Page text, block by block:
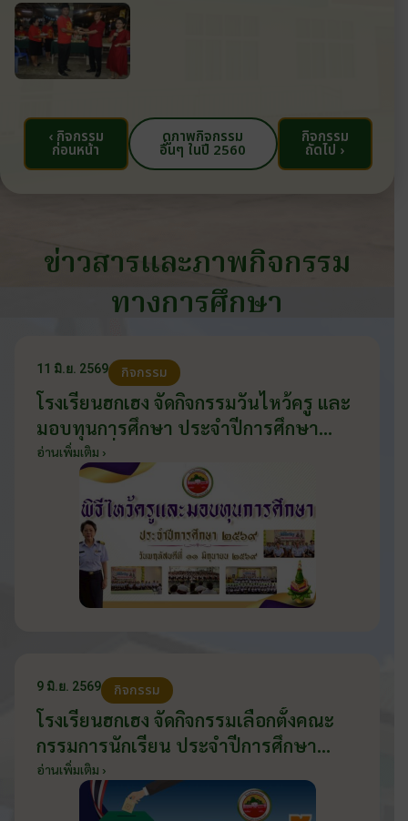
‹ กิจกรรม
ก่อนหน้า
ดูภาพกิจกรรม
อื่นๆ ในปี 2560
กิจกรรม
ถัดไป ›
ข่าวสารและภาพกิจกรรม
ทางการศึกษา
11 มิ.ย. 2569 กิจกรรม
โรงเรียนฮกเฮง จัดกิจกรรมวันไหว้ครู และ
มอบทุนการศึกษา ประจำปีการศึกษา
2569 วันที่ 11 มิถุนายน 2569
อ่านเพิ่มเติม ›
9 มิ.ย. 2569 กิจกรรม
โรงเรียนฮกเฮง จัดกิจกรรมเลือกตั้งคณะ
กรรมการนักเรียน ประจำปีการศึกษา
2569 ส่งเสริมประชาธิปไตยในโรงเรียน
วันที่ 9 มิถุนายน 2569
อ่านเพิ่มเติม ›